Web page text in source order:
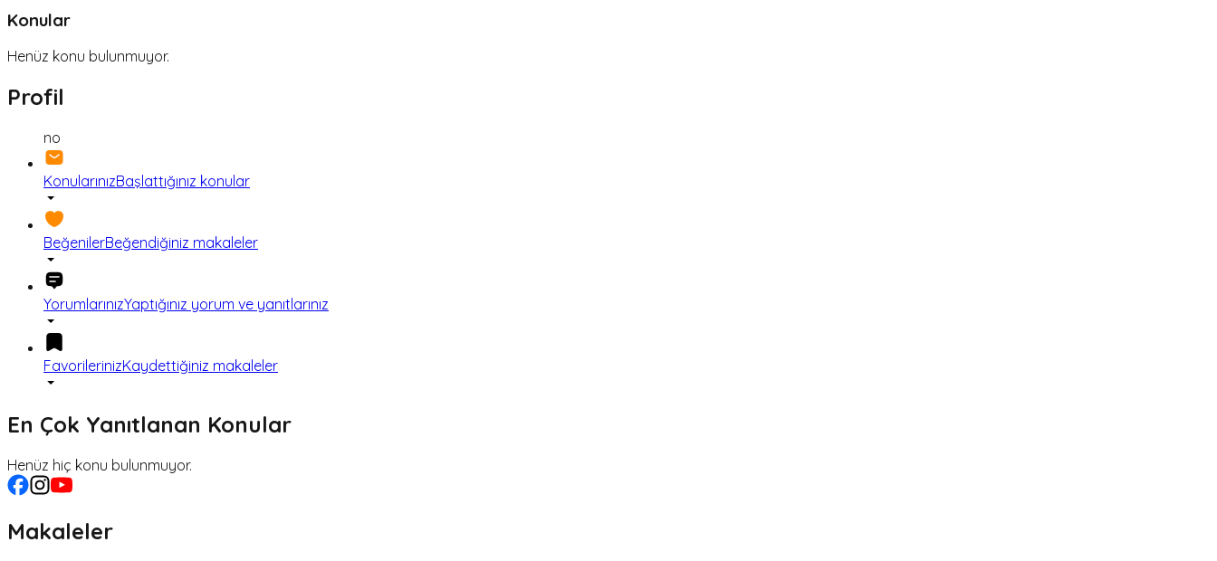
Konular
Henüz konu bulunmuyor.
Profil
no
KonularınızBaşlattığınız konular
BeğenilerBeğendiğiniz makaleler
YorumlarınızYaptığınız yorum ve yanıtlarınız
FavorilerinizKaydettiğiniz makaleler
En Çok Yanıtlanan Konular
Henüz hiç konu bulunmuyor.
Makaleler